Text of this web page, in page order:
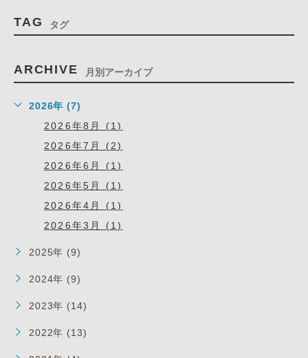
TAG タグ
ARCHIVE 月別アーカイブ
2026年 (7)
2026年8月 (1)
2026年7月 (2)
2026年6月 (1)
2026年5月 (1)
2026年4月 (1)
2026年3月 (1)
2025年 (9)
2024年 (9)
2023年 (14)
2022年 (13)